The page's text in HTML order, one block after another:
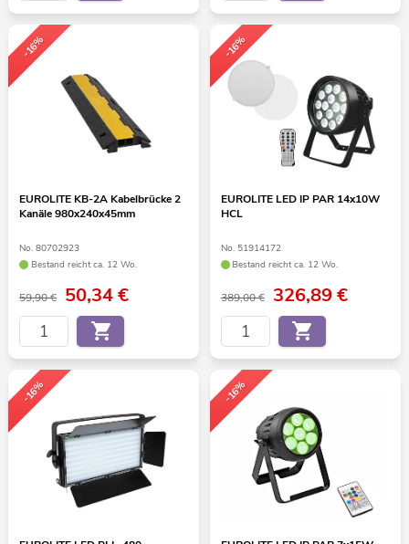
-16%
EUROLITE KB-2A Kabelbrücke 2
Kanäle 980x240x45mm
No. 80702923
Bestand reicht ca. 12 Wo.
59,90 € 50,34€
-16%
EUROLITE LED IP PAR 14x10W
HCL
No. 51914172
Bestand reicht ca. 12 Wo.
389,00 € 326,89€
-16% -16%